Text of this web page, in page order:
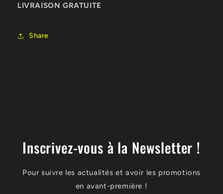
LIVRAISON GRATUITE
Share
Inscrivez-vous à la Newsletter !
Pour suivre les actualités et avoir les promotions
en avant-première !